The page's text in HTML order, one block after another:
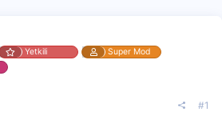
Yetkili
Super Mod
#1